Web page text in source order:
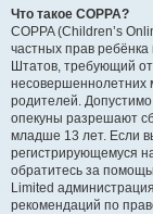
Что такое COPPA?
COPPA (Children’s
частных прав
Штатов, требующий
несовершеннолетних
родителей.
опекуны разрешают
младше 13 лет. Если
регистрирующемуся
обратитесь за
Limited
рекомендаций по